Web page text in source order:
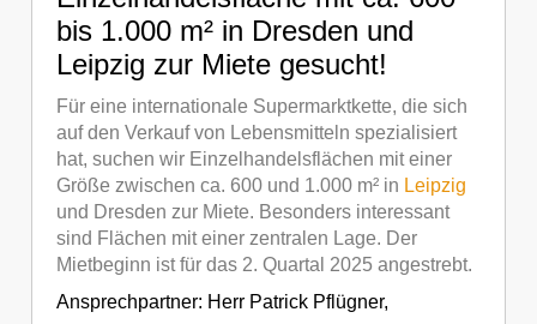
bis 1.000 m² in Dresden und
Leipzig zur Miete gesucht!
Für eine internationale Supermarktkette, die sich
auf den Verkauf von Lebensmitteln spezialisiert
hat, suchen wir Einzelhandelsflächen mit einer
Größe zwischen ca. 600 und 1.000 m² in Leipzig
und Dresden zur Miete. Besonders interessant
sind Flächen mit einer zentralen Lage. Der
Mietbeginn ist für das 2. Quartal 2025 angestrebt.
Ansprechpartner: Herr Patrick Pflügner,